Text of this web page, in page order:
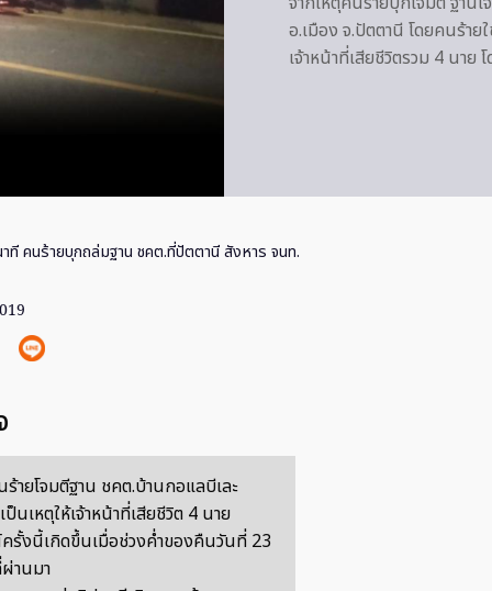
อ.เมือง จ.ปัตตานี โดยคนร้าย
เจ้าหน้าที่เสียชีวิตรวม 4 นา
ที คนร้ายบุกถล่มฐาน ชคต.ที่ปัตตานี สังหาร จนท.
ร้ายโจมตีฐาน ชคต.บ้านกอแลบีเละ
ป็นเหตุให้เจ้าหน้าที่เสียชีวิต 4 นาย
รั้งนี้เกิดขึ้นเมื่อช่วงค่ำของคืนวันที่ 23
านมา